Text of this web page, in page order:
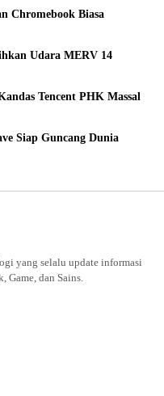
Chromebook Biasa
Udara MERV 14
Tencent PHK Massal
Siap Guncang Dunia
yang selalu update informasi
Game, dan Sains.